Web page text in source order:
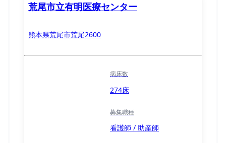
荒尾市立有明医療センター
熊本県荒尾市荒尾2600
病床数
274床
募集職種
看護師 / 助産師